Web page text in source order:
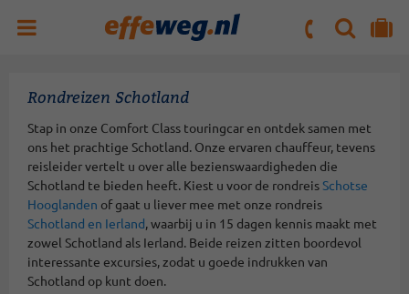
ZOEKENNAAR 'MIJN REIS' OMGEVING
Rondreizen Schotland
Stap in onze Comfort Class touringcar en ontdek samen met
ons het prachtige Schotland. Onze ervaren chauffeur, tevens
reisleider vertelt u over alle bezienswaardigheden die
Schotland te bieden heeft. Kiest u voor de rondreisSchotse
Hooglanden of gaat u liever mee met onze rondreis
Schotland en Ierland, waarbij u in 15 dagen kennis maakt met
zowel Schotland als Ierland. Beide reizen zitten boordevol
interessante excursies, zodat u goede indrukken van
Schotland op kunt doen.